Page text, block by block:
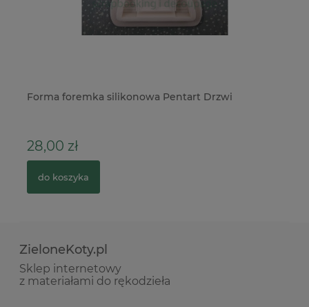
Forma foremka silikonowa Pentart Drzwi
28,00 zł
do koszyka
ZieloneKoty.pl
Sklep internetowy
z materiałami do rękodzieła